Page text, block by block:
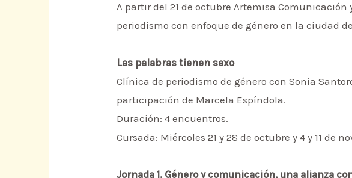
A partir del 21 de octubre Artemisa
periodismo con enfoque de género en la ciudad
Las palabras tienen sexo
Clínica de periodismo de género con Sonia
participación de Marcela Espíndola.
Duración: 4 encuentros.
Cursada: Miércoles 21 y 28 de octubre y 4 y 11 de
Jornada 1. Género y comunicación, una alianza